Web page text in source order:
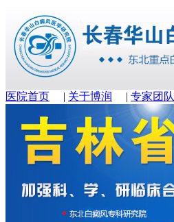
医院首页 | 关于博润 | 专家团队